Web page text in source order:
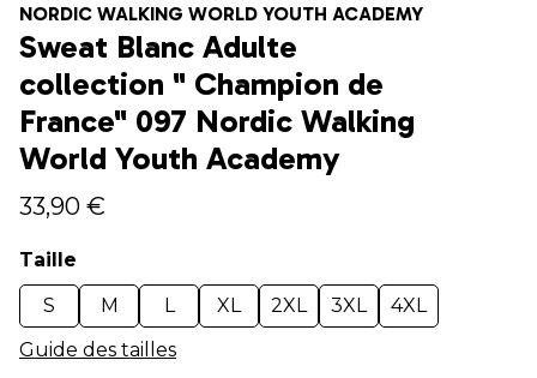
NORDIC WALKING WORLD YOUTH ACADEMY
Sweat Blanc Adulte
collection " Champion de
France" 097 Nordic Walking
World Youth Academy
33,90 €
Taille
S
M L XL 2XL 3XL
4XL
Guide des tailles